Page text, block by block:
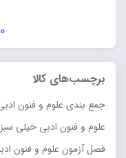
برچسب‌های کالا
جمع بندی علوم و فنون
علوم و فنون ادبی خیلی سبز
فصل آزمون علوم و فنون